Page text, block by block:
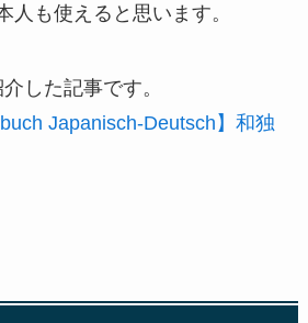
人も使えると思います。
した記事です。
Japanisch-Deutsch】和独